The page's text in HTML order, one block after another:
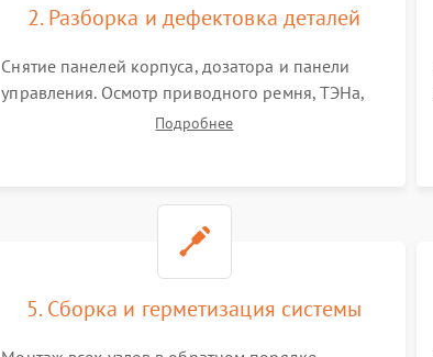
2. Разборка и дефектовка деталей
Снятие панелей корпуса, дозатора и панели
управления. Осмотр приводного ремня, ТЭНа,
сливного насоса и амортизаторов. Проверка
Подробнее
5. Сборка и герметизация системы